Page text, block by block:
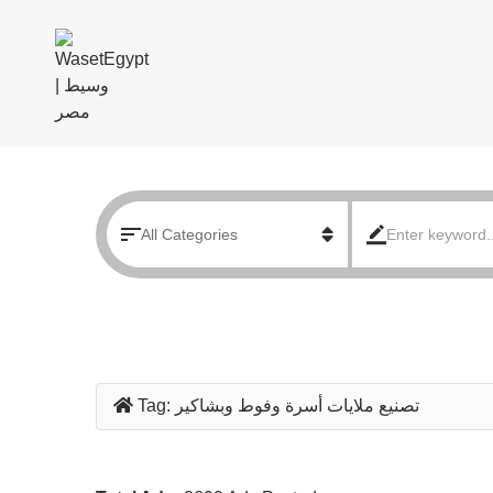
Tag: تصنيع ملايات أسرة وفوط وبشاكير